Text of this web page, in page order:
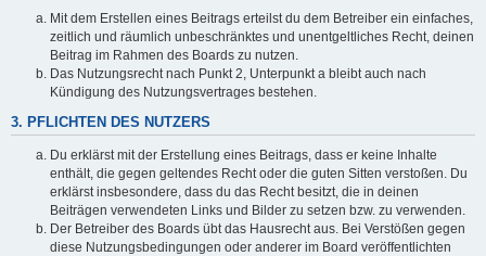
Mit dem Erstellen eines Beitrags erteilst du dem Betreiber ein einfaches,
zeitlich und räumlich unbeschränktes und unentgeltliches Recht, deinen
Beitrag im Rahmen des Boards zu nutzen.
Das Nutzungsrecht nach Punkt 2, Unterpunkt a bleibt auch nach
Kündigung des Nutzungsvertrages bestehen.
3. PFLICHTEN DES NUTZERS
Du erklärst mit der Erstellung eines Beitrags, dass er keine Inhalte
enthält, die gegen geltendes Recht oder die guten Sitten verstoßen. Du
erklärst insbesondere, dass du das Recht besitzt, die in deinen
Beiträgen verwendeten Links und Bilder zu setzen bzw. zu verwenden.
Der Betreiber des Boards übt das Hausrecht aus. Bei Verstößen gegen
diese Nutzungsbedingungen oder anderer im Board veröffentlichten